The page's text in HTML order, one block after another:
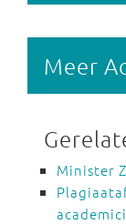
Meer
Minister
academici